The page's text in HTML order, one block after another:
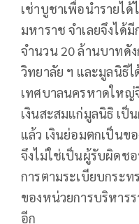
เช่าบูชาเพื่อนำรายไ
มหาราช จำเลยจึงได้
จำนวน 20 ล้านบาทดั
วิทยาลัย ฯ และมูลนิธิ
เทศบาลนครหาดใหญ่
เงินสะสมแก่มูลนิธิ เป็
แล้ว เงินย่อมตกเป็น
จึงไม่ใช่เป็นผู้รับผิดช
การตามระเบียบกระ
ของหน่วยการบริหาร
อีก